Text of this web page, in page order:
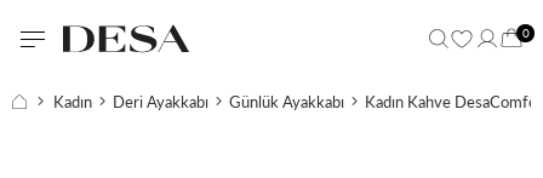
0
Kadın Deri Ayakkabı Günlük Ayakkabı Kadın Kahve